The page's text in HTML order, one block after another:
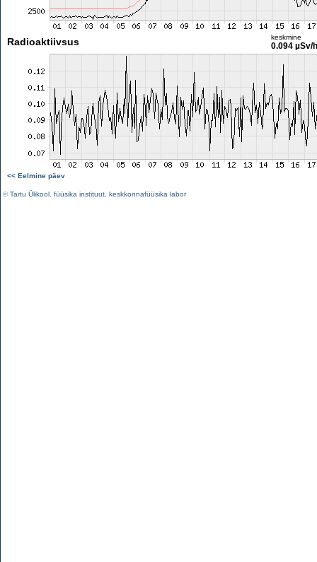
Radioaktiivsus keskmine
0.094 µSv/h
<< Eelmine päev
©Tartu Ülikool füüsika instituut keskkonnafüüsika labor